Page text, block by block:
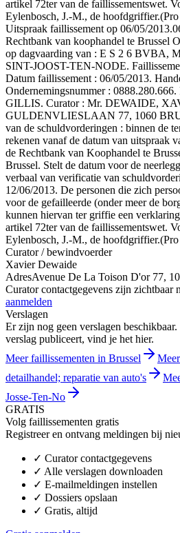
artikel 72ter van de faillissementswet.
Eylenbosch, J.-M., de
Uitspraak faillissement op 06/05/2013.
Rechtbank van koophandel te Brussel
op dagvaarding van : E S 2 6 BVBA,
SINT-JOOST-TEN-NODE.
Datum faillissement : 06/05/2013.
Ondernemingsnummer :
GILLIS. Curator : Mr. DEWAIDE,
GULDENVLIESLAAN 77, 1060
van de schuldvorderingen : binnen de
rekenen vanaf de datum van uitspraak
de Rechtbank van Koophandel te
Brussel. Stelt de datum voor de
verbaal van verificatie van
12/06/2013. De personen die zich
voor de gefailleerde (onder meer de
kunnen hiervan ter griffie een
artikel 72ter van de faillissementswet.
Eylenbosch, J.-M., de
Curator / bewindvoerder
Xavier Dewaide
AdresAvenue De La Toison D'or 77,
Curator contactgegevens zijn zichtbaar
aanmelden
Verslagen
Er zijn nog geen verslagen
verslag publiceert, vind je het hier.
Meer faillissementen in Brussel
detailhandel; reparatie van auto's
Josse-Ten-No
GRATIS
Volg faillissementen gratis
Registreer en ontvang meldingen bij
✓ Curator contactgegevens
✓ Alle verslagen downloaden
✓ E-mailmeldingen instellen
✓ Dossiers opslaan
✓ Gratis, altijd